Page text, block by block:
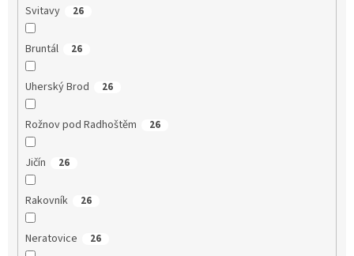
Svitavy 26
Bruntál 26
Uherský Brod 26
Rožnov pod Radhoštěm 26
Jičín 26
Rakovník 26
Neratovice 26